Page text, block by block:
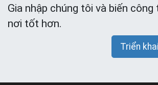
Gia nhập chúng tôi và biến
nơi tốt hơn.
Triển